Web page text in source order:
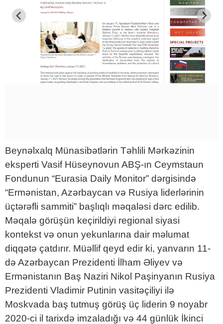
Beynəlxalq Münasibətlərin Təhlili Mərkəzinin
eksperti Vasif Hüseynovun ABŞ-ın Ceymstaun
Fondunun “Eurasia Daily Monitor” dərgisində
“Ermənistan, Azərbaycan və Rusiya liderlərinin
üçtərəfli sammiti” başlıqlı məqaləsi dərc edilib.
Məqalə görüşün keçirildiyi regional siyasi
kontekst və onun yekunlarına dair məlumat
diqqətə çatdırır. Müəllif qeyd edir ki, yanvarın 11-
də Azərbaycan Prezidenti İlham Əliyev və
Ermənistanın Baş Naziri Nikol Paşinyanın Rusiya
Prezidenti Vladimir Putinin vasitəçiliyi ilə
Moskvada baş tutmuş görüş üç liderin 9 noyabr
2020-ci il tarixdə imzaladığı və 44 günlük İkinci